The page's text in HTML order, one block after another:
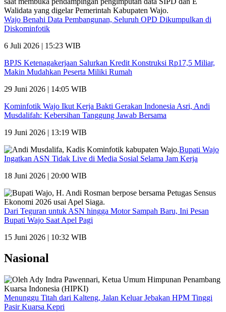
Wajo Benahi Data Pembangunan, Seluruh OPD Dikumpulkan di
Diskominfotik
6 Juli 2026 | 15:23 WIB
BPJS Ketenagakerjaan Salurkan Kredit Konstruksi Rp17,5 Miliar,
Makin Mudahkan Peserta Miliki Rumah
29 Juni 2026 | 14:05 WIB
Kominfotik Wajo Ikut Kerja Bakti Gerakan Indonesia Asri, Andi
Musdalifah: Kebersihan Tanggung Jawab Bersama
19 Juni 2026 | 13:19 WIB
Bupati Wajo
Ingatkan ASN Tidak Live di Media Sosial Selama Jam Kerja
18 Juni 2026 | 20:00 WIB
Dari Teguran untuk ASN hingga Motor Sampah Baru, Ini Pesan
Bupati Wajo Saat Apel Pagi
15 Juni 2026 | 10:32 WIB
Nasional
Menunggu Titah dari Kalteng, Jalan Keluar Jebakan HPM Tinggi
Pasir Kuarsa Kepri